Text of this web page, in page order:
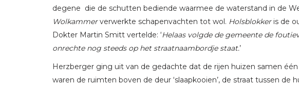
degene die de schutten bediende waarmee de waterstand in de
Wolkammerverwerkte schapenvachten tot wol. Holsblokkeris de
Dokter Martin Smitt vertelde: ‘Helaas volgde de gemeente de
onrechte nog steeds op het straatnaambordje staat.’
Herzberger ging uit van de gedachte dat de rijen huizen samen
waren de ruimten boven de deur ‘slaapkooien’, de straat tussen de